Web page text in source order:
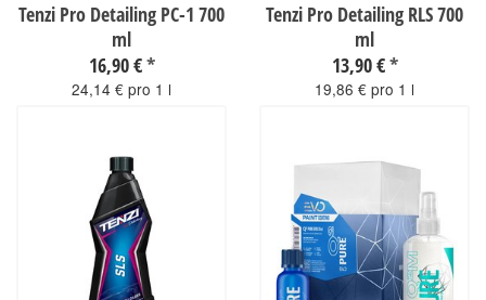
Tenzi Pro Detailing PC-1 700
ml
16,90 €*
24,14 € pro 1 l
Tenzi Pro Detailing RLS 700
ml
13,90 €*
19,86 € pro 1 l